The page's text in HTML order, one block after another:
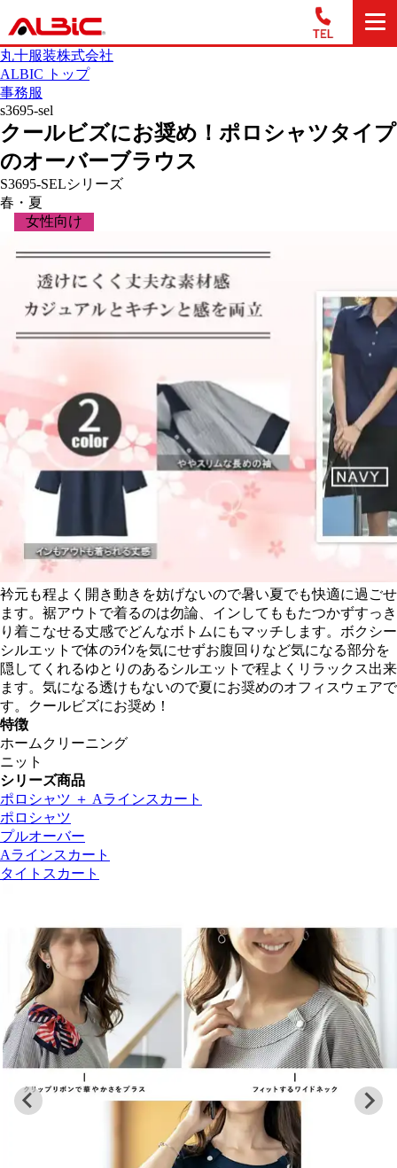
丸十服装株式会社
ALBIC トップ
事務服
s3695-sel
クールビズにお奨め！ポロシャツタイプ
のオーバーブラウス
S3695-SELシリーズ
春・夏
女性向け
衿元も程よく開き動きを妨げないので暑い夏でも快適に過ごせ
ます。裾アウトで着るのは勿論、インしてももたつかずすっき
り着こなせる丈感でどんなボトムにもマッチします。ボクシー
シルエットで体のﾗｲﾝを気にせずお腹回りなど気になる部分を
隠してくれるゆとりのあるシルエットで程よくリラックス出来
ます。気になる透けもないので夏にお奨めのオフィスウェアで
す。クールビズにお奨め！
特徴
ホームクリーニング
ニット
シリーズ商品
ポロシャツ ＋ Aラインスカート
ポロシャツ
プルオーバー
Aラインスカート
タイトスカート